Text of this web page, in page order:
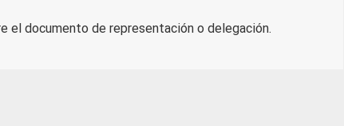
el documento de representación o delegación.